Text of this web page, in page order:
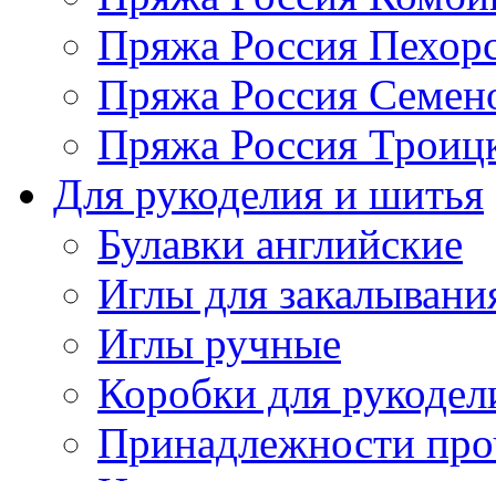
Пряжа Россия
Пряжа Россия
Пряжа Россия
Для рукоделия и шитья
Булавки английские
Иглы для
Иглы ручные
Коробки для
Принадлежности